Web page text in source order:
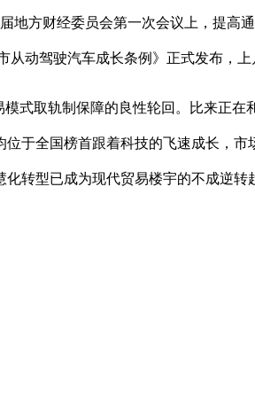
地方财经委员会第一次会议上，提
动驾驶汽车成长条例》正式发布，上
取轨制保障的良性轮回。比来正在
于全国榜首跟着科技的飞速成长，市
转型已成为现代贸易楼宇的不成逆转